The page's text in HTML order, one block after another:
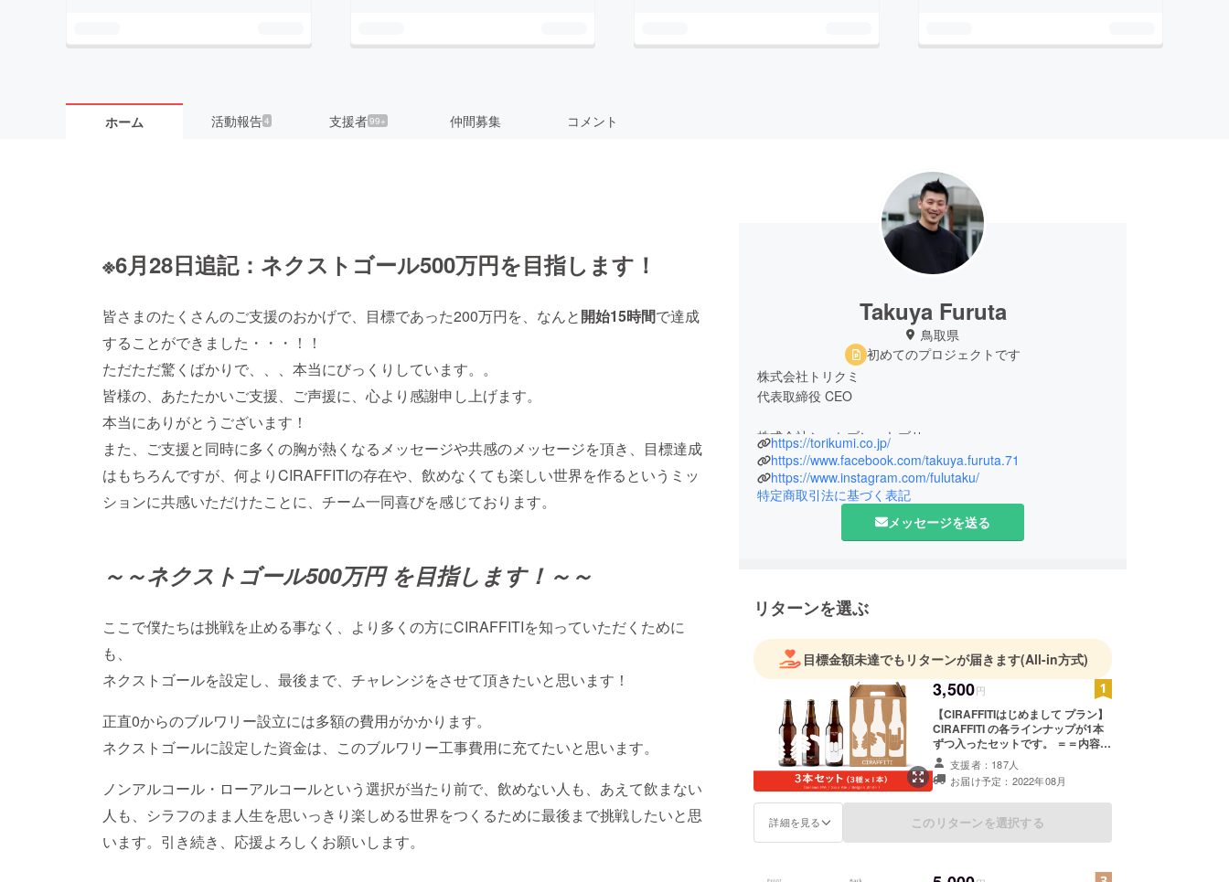
ホーム 活動報告4 支援者99+ 仲間募集 コメント
※6月28日追記：ネクストゴール500万円を目指します！
皆さまのたくさんのご支援のおかげで、目標であった200万円を、なんと開始15時間で達成
することができました・・・！！
ただただ驚くばかりで、、、本当にびっくりしています。。
皆様の、あたたかいご支援、ご声援に、心より感謝申し上げます。
本当にありがとうございます！
また、ご支援と同時に多くの胸が熱くなるメッセージや共感のメッセージを頂き、目標達成
はもちろんですが、何よりCIRAFFITIの存在や、飲めなくても楽しい世界を作るというミッ
ションに共感いただけたことに、チーム一同喜びを感じております。
～～ネクストゴール500万円 を目指します！～～
ここで僕たちは挑戦を止める事なく、より多くの方にCIRAFFITIを知っていただくために
も、
ネクストゴールを設定し、最後まで、チャレンジをさせて頂きたいと思います！
正直0からのブルワリー設立には多額の費用がかかります。
ネクストゴールに設定した資金は、このブルワリー工事費用に充てたいと思います。
ノンアルコール・ローアルコールという選択が当たり前で、飲めない人も、あえて飲まない
人も、シラフのまま人生を思いっきり楽しめる世界をつくるために最後まで挑戦したいと思
います。引き続き、応援よろしくお願いします。
Takuya Furuta
鳥取県
初めてのプロジェクトです
株式会社トリクミ
代表取締役 CEO
株式会社シーセブンハヤブサ
代表取締役CEO
鳥取県八頭町生まれ。
大阪の専門学校卒業後、いくつかの広告制作会社を経て
2013年よりフリーランスのアートディレクターとして独立。
株式会社トリクミは“実践とクリエイティブを通じて誇れるま
ちの未来をつくる”をミッションに鳥取で「飲食事業4店舗
（HOME8823、CAFÉ & DINING San、薪火料理Kaen、
BowlTable）」や「デザイン事業」などをおこなっていま
す。
株式会社シーセブンハヤブサは、廃校になった旧隼小学校を
リノベーションしたコミュニティ複合施設「隼Lab.」を運営
https://torikumi.co.jp/
https://www.facebook.com/takuya.furuta.71
https://www.instagram.com/fulutaku/
特定商取引法に基づく表記
メッセージを送る
リターンを選ぶ
目標金額未達でもリターンが届きます(All-in方式)
3,500円
【CIRAFFITIはじめまして プラン】
CIRAFFITI の各ラインナップが1本
ずつ入ったセットです。 ＝＝内容＝
＝ ○ CIRAFFITI 3本 セット (Session
IPA / Sour Ale / Belgian White） ○
CIRAFFITI Member's 会員への入会
○ お礼メッセージ ＝＝＝＝＝＝
▼CIRAFFITI Member's 会員の特典
は下記の通りです。 ・今後の限定商
品の先行購入権、会員様限定
員様限定イベントや限定ビールなど
支援者：187人
お届け予定：2022年08月
詳細を見る このリターンを選択する